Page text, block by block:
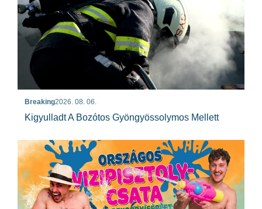
Breaking2026. 08. 06.
Kigyulladt A Bozótos Gyöngyössolymos Mellett